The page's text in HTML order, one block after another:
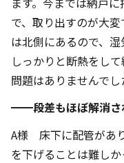
で、取り出すのが大
は北側にあるので、湿
しっかりと断熱をし
問題はありませんでし
━━段差もほぼ解消さ
A様 床下に配管があ
を下げることは難し